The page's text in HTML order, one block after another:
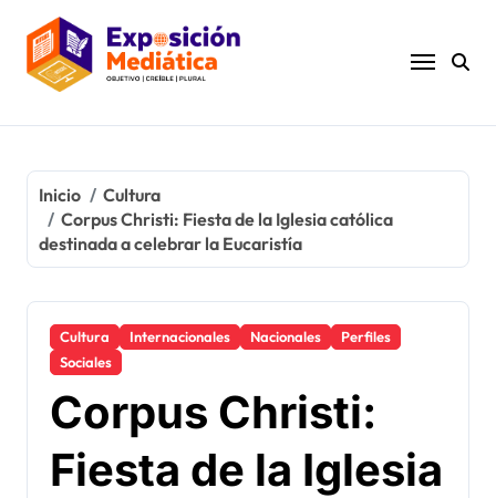
contenido
Inicio
Cultura
Corpus Christi: Fiesta de la Iglesia católica
destinada a celebrar la Eucaristía
Cultura Internacionales Nacionales
Perfiles
Sociales
Corpus Christi:
Fiesta de la Iglesia